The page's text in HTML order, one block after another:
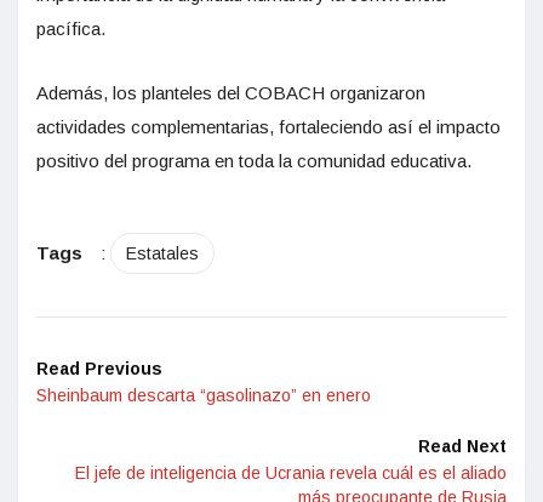
pacífica.
Además, los planteles del COBACH organizaron
actividades complementarias, fortaleciendo así el impacto
positivo del programa en toda la comunidad educativa.
Tags : Estatales
Read Previous
Sheinbaum descarta “gasolinazo” en enero
Read Next
El jefe de inteligencia de Ucrania revela cuál es el aliado
más preocupante de Rusia